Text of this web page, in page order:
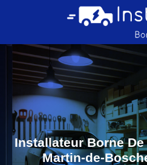
Installateur Borne
Martin-de-